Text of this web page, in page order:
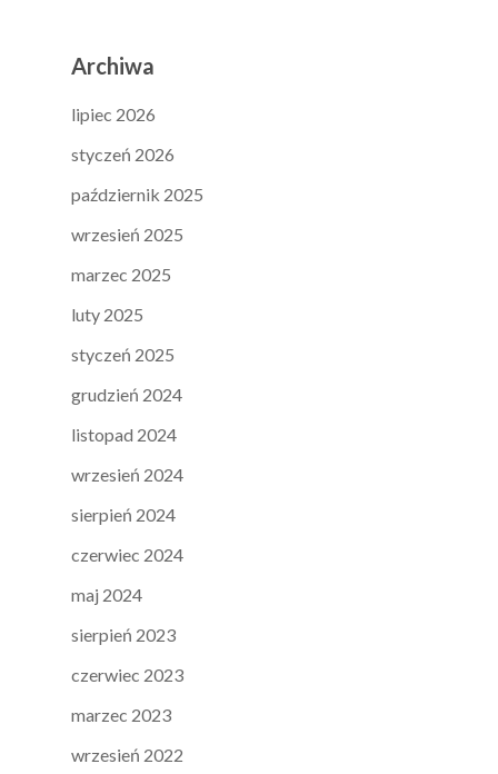
Archiwa
lipiec 2026
styczeń 2026
październik 2025
wrzesień 2025
marzec 2025
luty 2025
styczeń 2025
grudzień 2024
listopad 2024
wrzesień 2024
sierpień 2024
czerwiec 2024
maj 2024
sierpień 2023
czerwiec 2023
marzec 2023
wrzesień 2022